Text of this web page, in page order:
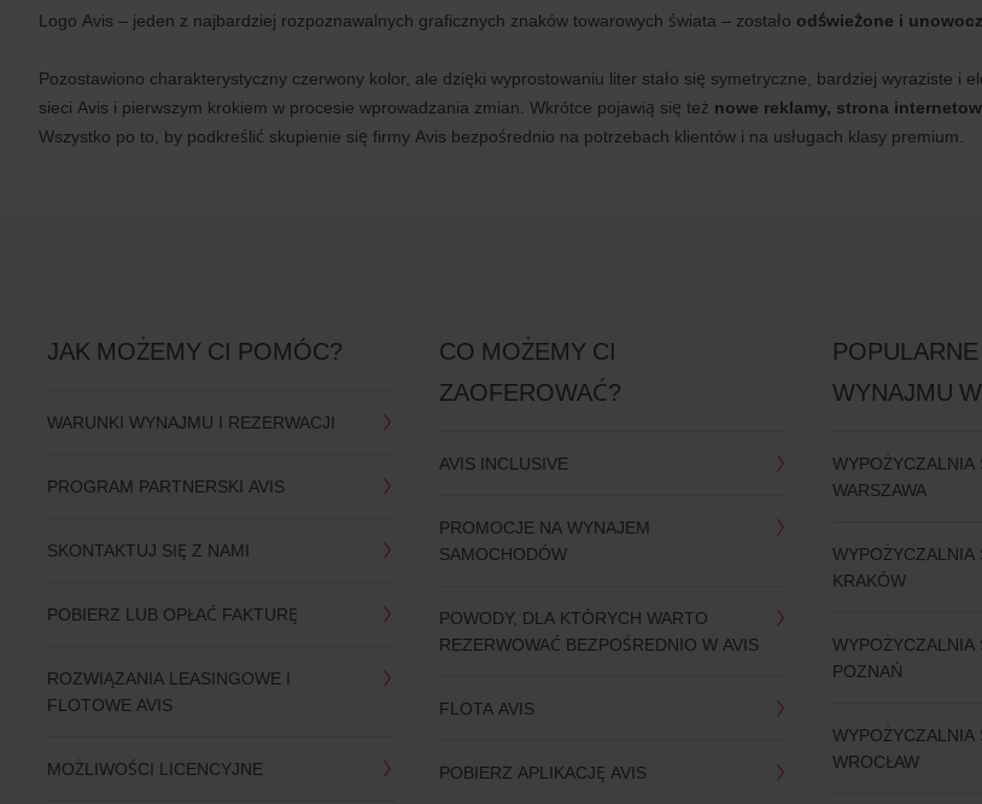
Logo Avis – jeden z najbardziej rozpoznawalnych graficznych znaków towarowych świata – zostało odświeżone i
Pozostawiono charakterystyczny czerwony kolor, ale dzięki wyprostowaniu liter stało się symetryczne, bardziej wyraziste i
sieci Avis i pierwszym krokiem w procesie wprowadzania zmian. Wkrótce pojawią się też nowe reklamy, strona
Wszystko po to, by podkreślić skupienie się firmy Avis bezpośrednio na potrzebach klientów i na usługach klasy premium.
JAK MOŻEMY CI POMÓC?
WARUNKI WYNAJMU I REZERWACJI
PROGRAM PARTNERSKI AVIS
SKONTAKTUJ SIĘ Z NAMI
POBIERZ LUB OPŁAĆ FAKTURĘ
ROZWIĄZANIA LEASINGOWE I
FLOTOWE AVIS
MOŻLIWOŚCI LICENCYJNE
CO MOŻEMY CI
ZAOFEROWAĆ?
AVIS INCLUSIVE
PROMOCJE NA WYNAJEM
SAMOCHODÓW
POWODY, DLA KTÓRYCH WARTO
REZERWOWAĆ BEZPOŚREDNIO W AVIS
FLOTA AVIS
POBIERZ APLIKACJĘ AVIS
WYNAJMU
WARSZAWA
KRAKÓW
POZNAŃ
WROCŁAW